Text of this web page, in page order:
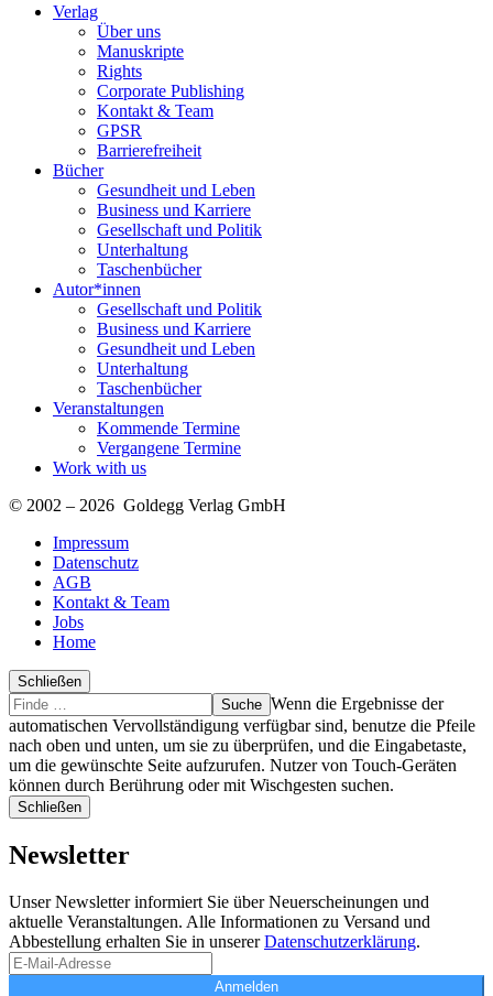
Verlag
Über uns
Manuskripte
Rights
Corporate Publishing
Kontakt & Team
GPSR
Barrierefreiheit
Bücher
Gesundheit und Leben
Business und Karriere
Gesellschaft und Politik
Unterhaltung
Taschenbücher
Autor*innen
Gesellschaft und Politik
Business und Karriere
Gesundheit und Leben
Unterhaltung
Taschenbücher
Veranstaltungen
Kommende Termine
Vergangene Termine
Work with us
© 2002 – 2026 Goldegg Verlag GmbH
Impressum
Datenschutz
AGB
Kontakt & Team
Jobs
Home
Schließen
Suche
Finde
…
Wenn die Ergebnisse der
automatischen Vervollständigung verfügbar sind, benutze die Pfeile
nach oben und unten, um sie zu überprüfen, und die Eingabetaste,
um die gewünschte Seite aufzurufen. Nutzer von Touch-Geräten
können durch Berührung oder mit Wischgesten suchen.
Schließen
Newsletter
Unser Newsletter informiert Sie über Neuerscheinungen und
aktuelle Veranstaltungen. Alle Informationen zu Versand und
Abbestellung erhalten Sie in unsererDatenschutzerklärung.
Anmelden